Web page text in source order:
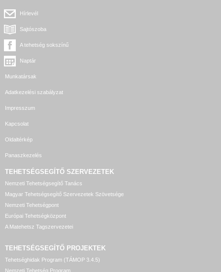
Hírlevél
Sajtószoba
A tehetség sokszínű
Naptár
Munkatársak
Adatkezelési szabályzat
Impresszum
Kapcsolat
Oldaltérkép
Panaszkezelés
TEHETSÉGSEGÍTŐ SZERVEZETEK
Nemzeti Tehetségsegítő Tanács
Magyar Tehetségsegítő Szervezetek Szövetsége
Nemzeti Tehetségpont
Európai Tehetségközpont
A Matehetsz Tagszervezetei
TEHETSÉGSEGÍTŐ PROJEKTEK
Tehetséghidak Program (TÁMOP 3.4.5)
Nemzeti Tehetség Program